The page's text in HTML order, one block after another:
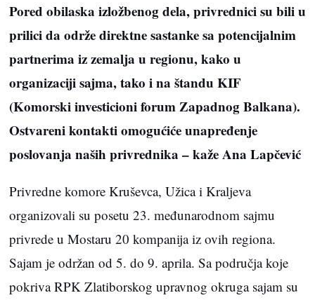
Pored obilaska izložbenog dela, privrednici su bili u
prilici da održe direktne sastanke sa potencijalnim
partnerima iz zemalja u regionu, kako u
organizaciji sajma, tako i na štandu KIF
(Komorski investicioni forum Zapadnog Balkana).
Ostvareni kontakti omogućiće unapređenje
poslovanja naših privrednika – kaže Ana Lapčević
Privredne komore Kruševca, Užica i Kraljeva
organizovali su posetu 23. međunarodnom sajmu
privrede u Mostaru 20 kompanija iz ovih regiona.
Sajam je održan od 5. do 9. aprila. Sa područja koje
pokriva RPK Zlatiborskog upravnog okruga sajam su